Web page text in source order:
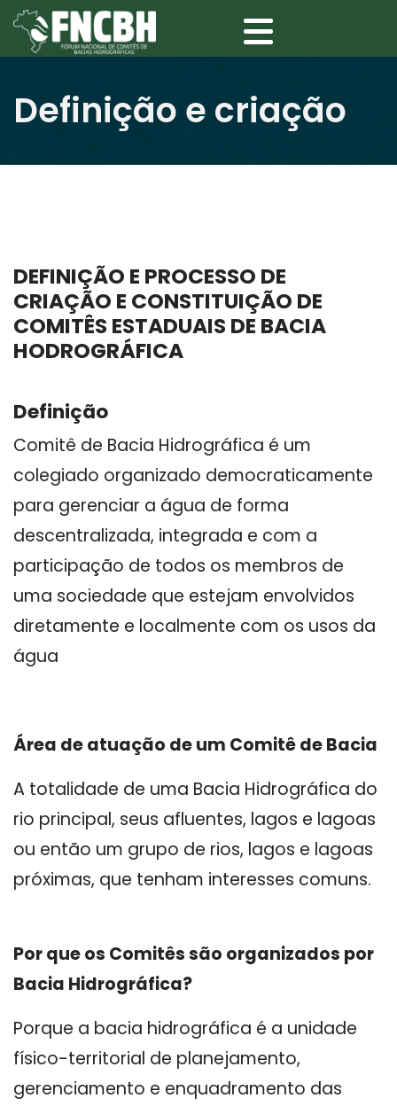
Definição e criação
DEFINIÇÃO E PROCESSO DE
CRIAÇÃO E CONSTITUIÇÃO DE
COMITÊS ESTADUAIS DE BACIA
HODROGRÁFICA
Definição
Comitê de Bacia Hidrográfica é um
colegiado organizado democraticamente
para gerenciar a água de forma
descentralizada, integrada e com a
participação de todos os membros de
uma sociedade que estejam envolvidos
diretamente e localmente com os usos da
água
Área de atuação de um Comitê de Bacia
A totalidade de uma Bacia Hidrográfica do
rio principal, seus afluentes, lagos e lagoas
ou então um grupo de rios, lagos e lagoas
próximas, que tenham interesses comuns.
Por que os Comitês são organizados por
Bacia Hidrográfica?
Porque a bacia hidrográfica é a unidade
físico-territorial de planejamento,
gerenciamento e enquadramento das